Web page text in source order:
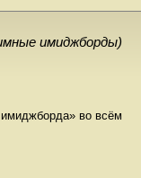
имиджборды)
во всём